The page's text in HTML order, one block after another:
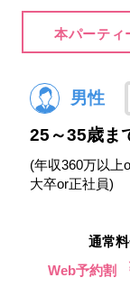
本パーティ
男性
25～35歳ま
(年収360万以上
大卒or正社員)
通常
Web予約割